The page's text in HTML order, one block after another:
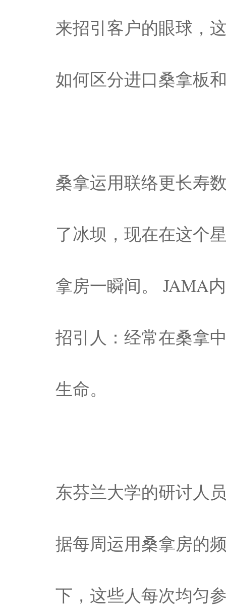
来招引客户的眼球，
如何区分进口桑拿板
桑拿运用联络更长寿
了冰坝，现在在这个
拿房一瞬间。 JAMA
招引人：经常在桑拿
生命。
东芬兰大学的研讨人
据每周运用桑拿房的
下，这些人每次均匀